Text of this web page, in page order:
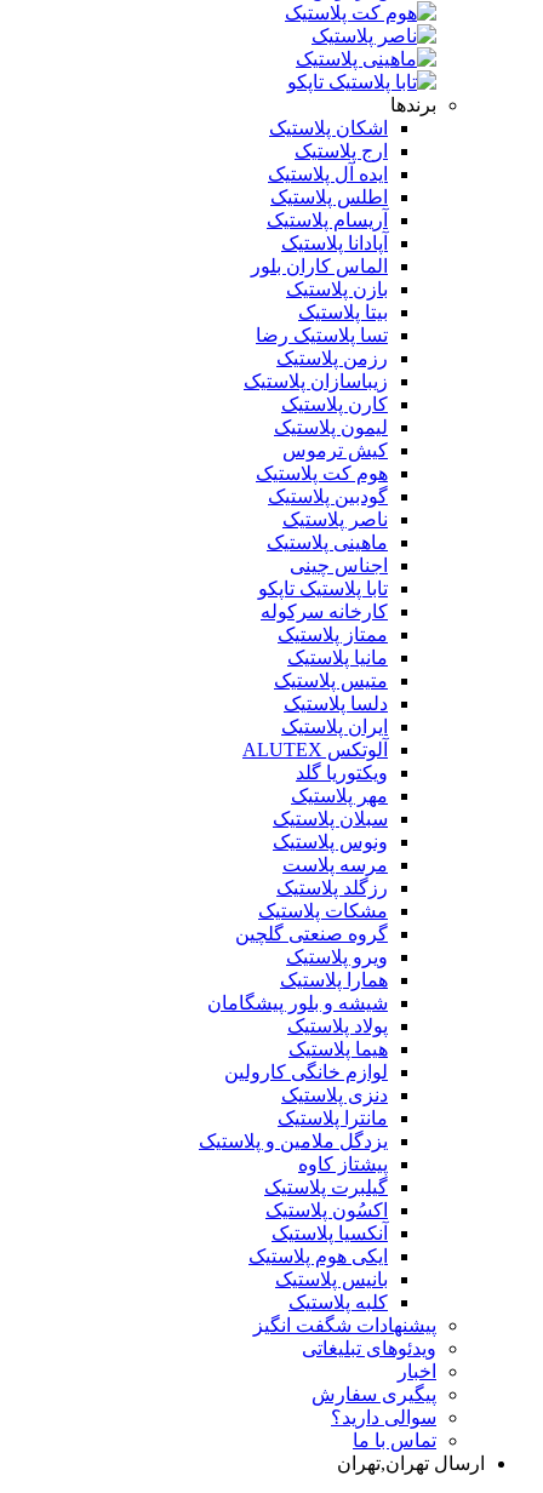
برندها
اشکان پلاستیک
ارج پلاستیک
ایده آل پلاستیک
اطلس پلاستیک
آریسام پلاستیک
آپادانا پلاستیک
الماس کاران بلور
بازن پلاستیک
بیتا پلاستیک
تسا پلاستیک رضا
رزمن پلاستیک
زیباسازان پلاستیک
کارن پلاستیک
لیمون پلاستیک
کیش ترموس
هوم کت پلاستیک
گودبین پلاستیک
ناصر پلاستیک
ماهینی پلاستیک
اجناس چینی
تابا پلاستیک تاپکو
کارخانه سرکوله
ممتاز پلاستیک
مانیا پلاستیک
متیس پلاستیک
دلسا پلاستیک
ایران پلاستیک
آلوتکس ALUTEX
ویکتوریا گلد
مهر پلاستیک
سبلان پلاستیک
ونوس پلاستیک
مرسه پلاست
رزگلد پلاستیک
مشکات پلاستیک
گروه صنعتی گلچین
ویرو پلاستیک
همارا پلاستیک
شیشه و بلور پیشگامان
پولاد پلاستیک
هیما پلاستیک
لوازم خانگی کارولین
دنزی پلاستیک
مانترا پلاستیک
یزدگل ملامین و پلاستیک
پیشتاز کاوه
گیلبرت پلاستیک
اکسُون پلاستیک
آنکسیا پلاستیک
ایکی هوم پلاستیک
بانیس پلاستیک
کلبه پلاستیک
پیشنهادات شگفت انگیز
ویدئوهای تبلیغاتی
اخبار
پیگیری سفارش
سوالی دارید؟
تماس با ما
ارسال تهران,تهران